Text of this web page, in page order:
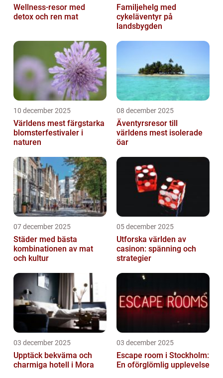
Wellness-resor med
detox och ren mat
Familjehelg med
cykeläventyr på
landsbygden
10 december 2025
Världens mest färgstarka
blomsterfestivaler i
naturen
08 december 2025
Äventyrsresor till
världens mest isolerade
öar
07 december 2025
Städer med bästa
kombinationen av mat
och kultur
05 december 2025
Utforska världen av
casinon: spänning och
strategier
03 december 2025
Upptäck bekväma och
charmiga hotell i Mora
03 december 2025
Escape room i Stockholm:
En oförglömlig upplevelse